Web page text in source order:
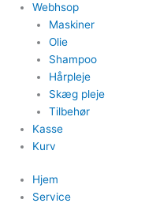
Webhsop
Maskiner
Olie
Shampoo
Hårpleje
Skæg pleje
Tilbehør
Kasse
Kurv
Hjem
Service